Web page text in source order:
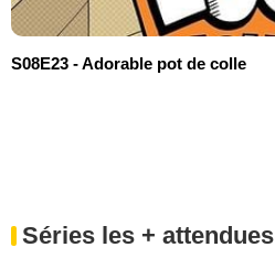
S08E23 - Adorable pot de colle
Séries les + attendues